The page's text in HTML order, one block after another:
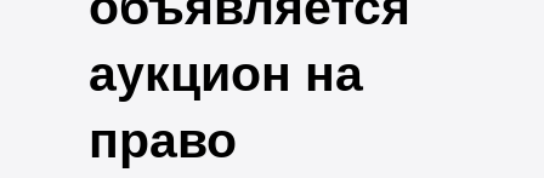
аукцион на
право